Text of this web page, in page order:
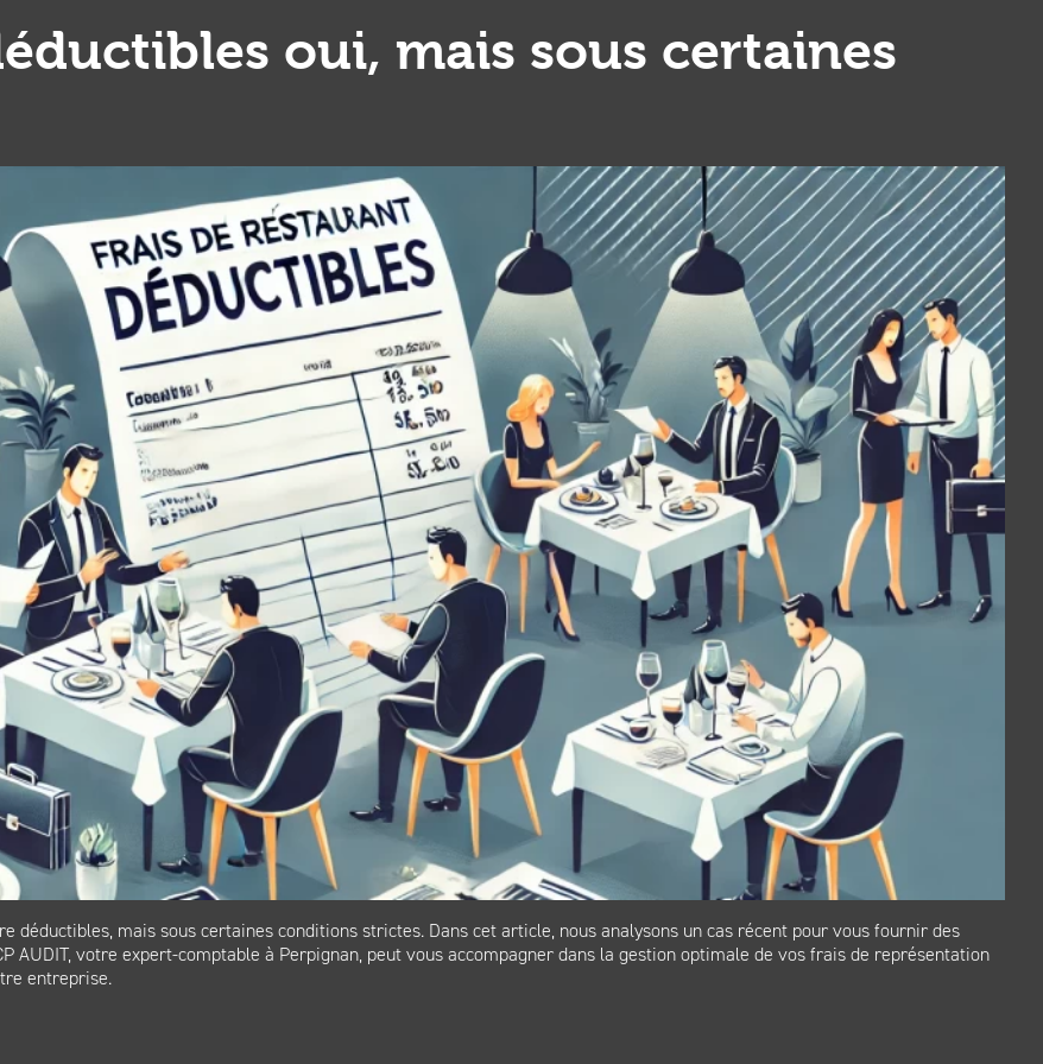
oui, mais sous certaines
déductibles, mais sous certaines conditions strictes. Dans cet article, nous analysons un cas récent pour vous fournir des
AUDIT, votre expert-comptable à Perpignan, peut vous accompagner dans la gestion optimale de vos frais de représentation
entreprise.